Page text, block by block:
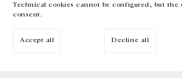
Technical cookies cannot be configured, but the
consent.
Accept all Decline all
Inscrivez-vous à notre newsletter